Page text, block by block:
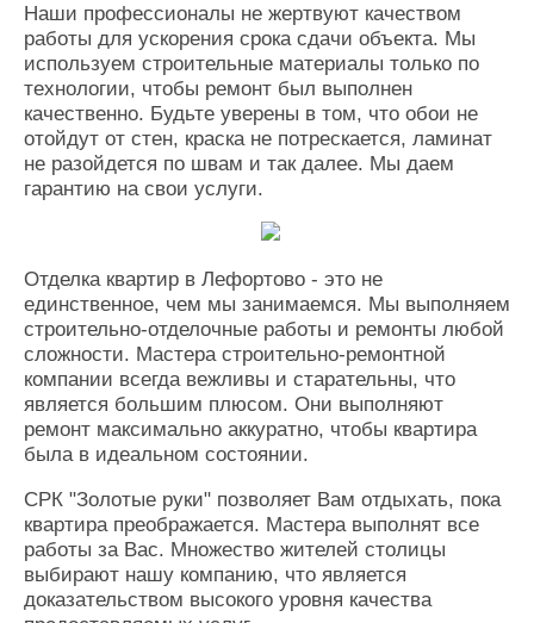
Наши профессионалы не жертвуют качеством
работы для ускорения срока сдачи объекта. Мы
используем строительные материалы только по
технологии, чтобы ремонт был выполнен
качественно. Будьте уверены в том, что обои не
отойдут от стен, краска не потрескается, ламинат
не разойдется по швам и так далее. Мы даем
гарантию на свои услуги.
Отделка квартир в Лефортово - это не
единственное, чем мы занимаемся. Мы выполняем
строительно-отделочные работы и ремонты любой
сложности. Мастера строительно-ремонтной
компании всегда вежливы и старательны, что
является большим плюсом. Они выполняют
ремонт максимально аккуратно, чтобы квартира
была в идеальном состоянии.
СРК "Золотые руки" позволяет Вам отдыхать, пока
квартира преображается. Мастера выполнят все
работы за Вас. Множество жителей столицы
выбирают нашу компанию, что является
доказательством высокого уровня качества